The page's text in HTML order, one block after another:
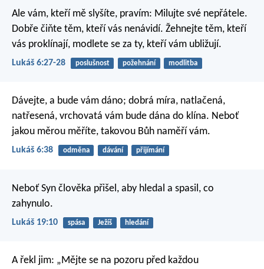
Ale vám, kteří mě slyšíte, pravím: Milujte své nepřátele.
Dobře čiňte těm, kteří vás nenávidí. Žehnejte těm, kteří
vás proklínají, modlete se za ty, kteří vám ubližují.
Lukáš 6:27-28 poslušnost požehnání modlitba
Dávejte, a bude vám dáno; dobrá míra, natlačená,
natřesená, vrchovatá vám bude dána do klína. Neboť
jakou měrou měříte, takovou Bůh naměří vám.
Lukáš 6:38 odměna dávání přijímání
Neboť Syn člověka přišel, aby hledal a spasil, co
zahynulo.
Lukáš 19:10 spása Ježíš hledání
A řekl jim: „Mějte se na pozoru před každou